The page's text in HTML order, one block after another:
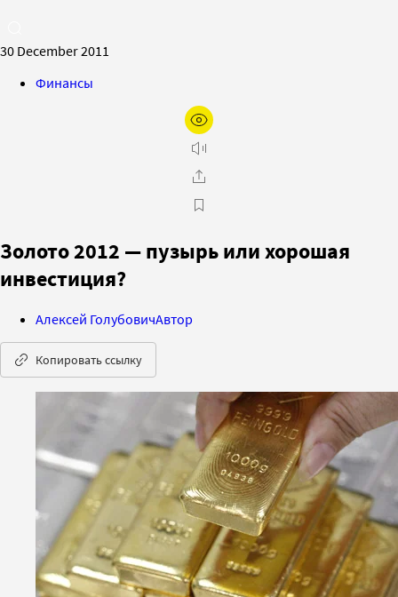
30 December 2011
Финансы
Золото 2012 — пузырь или хорошая
инвестиция?
Алексей ГолубовичАвтор
Копировать ссылку